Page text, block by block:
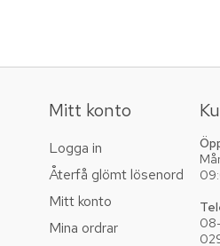
Mitt konto
Logga in
Återfå glömt lösenord
Mitt konto
Mina ordrar